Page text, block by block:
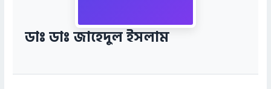
ডাঃ ডাঃ জাহেদুল ইসলাম